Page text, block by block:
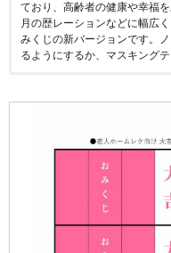
ており、高齢者の健康や幸福
月の歴レーションなどに幅広
みくじの新バージョンです。
るようにするか、マスキング